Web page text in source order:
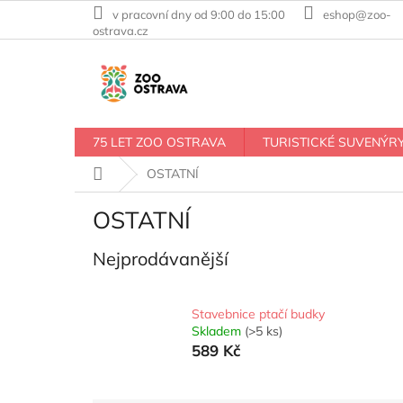
obsah
v pracovní dny od 9:00 do 15:00
eshop@zoo-
ostrava.cz
75 LET ZOO OSTRAVA TURISTICKÉ
Domů
OSTATNÍ
OSTATNÍ
Nejprodávanější
Stavebnice ptačí budky
Skladem (>5 ks)
589 Kč